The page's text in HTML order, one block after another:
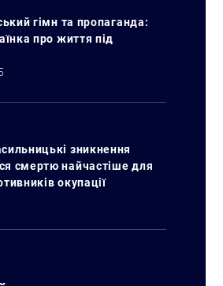
гімн та пропаганда:
про життя під
зникнення
смертю найчастіше для
окупації